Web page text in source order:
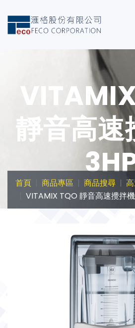
靜音高速
首頁 商品專區 商品搜尋
VITAMIX TQO 靜音高速攪拌